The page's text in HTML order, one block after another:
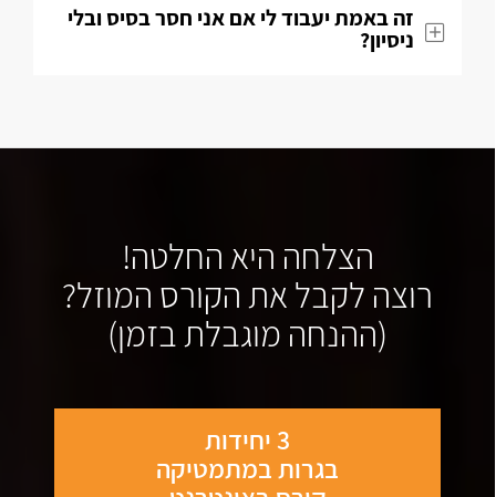
זה באמת יעבוד לי אם אני חסר בסיס ובלי
ניסיון?
הצלחה היא החלטה!
רוצה לקבל את הקורס המוזל?
(ההנחה מוגבלת בזמן)
3 יחידות
בגרות במתמטיקה